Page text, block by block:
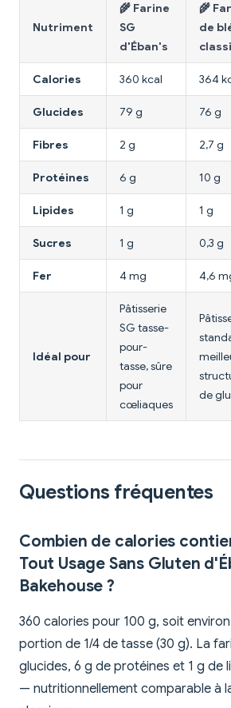
Nutriment
🌾 Farine
SG
d'Éban's
🌾
de
Calories 360 kcal 364
Glucides 79 g 76 g
Fibres 2 g 2,7 g
Protéines 6 g 10 g
Lipides 1 g 1 g
Sucres 1 g 0,3 g
Fer 4 mg 4,6
Idéal pour
Pâtisserie
SG tasse-
pour-
tasse, sûre
pour
cœliaques
de
Questions fréquentes
Combien de calories
Tout Usage Sans Gluten
Bakehouse ?
360 calories pour 100 g, soit
portion de 1/4 de tasse (30 g). La
glucides, 6 g de protéines et 1 g de
— nutritionnellement comparable à